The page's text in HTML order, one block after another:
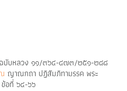
บับหลวง ๑๑/๓๖๔-๔๗๓/๒๕๑-๒๘๘
ญาณกถา ปฏิสัมภิทามรรค พระ
อที่ ๖๔-๖๖